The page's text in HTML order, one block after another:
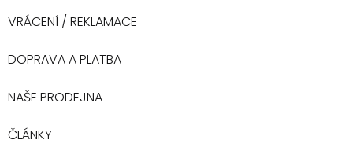
VRÁCENÍ / REKLAMACE
DOPRAVA A PLATBA
NAŠE PRODEJNA
ČLÁNKY